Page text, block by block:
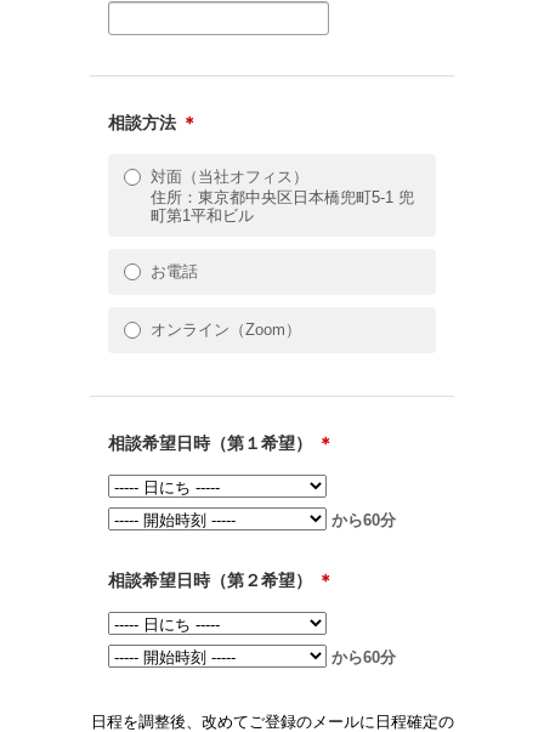
相談方法 ＊
対面（当社オフィス）
住所：東京都中央区日本橋兜町5-1 兜
町第1平和ビル
お電話
オンライン（Zoom）
相談希望日時（第１希望） ＊
から60分
相談希望日時（第２希望） ＊
から60分
日程を調整後、改めてご登録のメールに日程確定の